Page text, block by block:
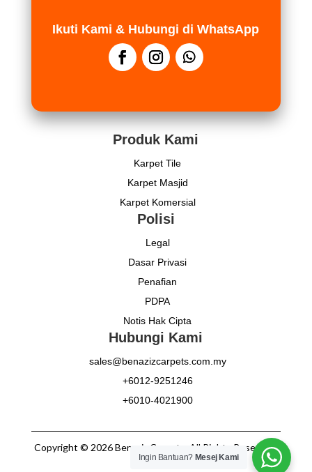
Ikuti Kami & Hubungi di WhatsApp
Produk Kami
Karpet Tile
Karpet Masjid
Karpet Komersial
Polisi
Legal
Dasar Privasi
Penafian
PDPA
Notis Hak Cipta
Hubungi Kami
sales@benazizcarpets.com.my
+6012-9251246
+6010-4021900
Copyright © 2026 Benaziz Carpets. All Rights Reserved.
Ingin Bantuan? Mesej Kami